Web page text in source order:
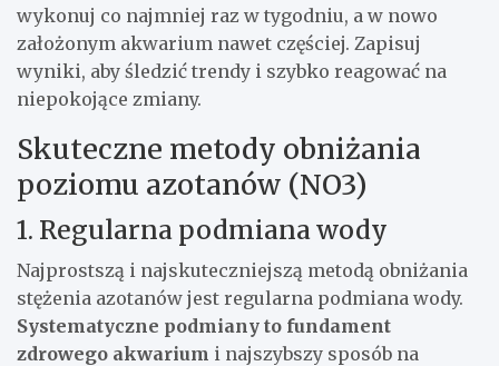
wykonuj co najmniej raz w tygodniu, a w nowo
założonym akwarium nawet częściej. Zapisuj
wyniki, aby śledzić trendy i szybko reagować na
niepokojące zmiany.
Skuteczne metody obniżania
poziomu azotanów (NO3)
1. Regularna podmiana wody
Najprostszą i najskuteczniejszą metodą obniżania
stężenia azotanów jest regularna podmiana wody.
Systematyczne podmiany to fundament
zdrowego akwarium i najszybszy sposób na